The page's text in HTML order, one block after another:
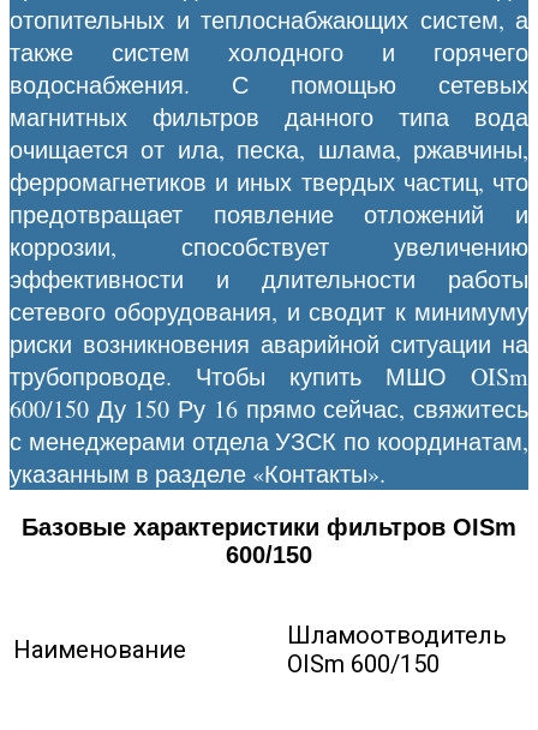
отопительных и теплоснабжающих систем, а
также систем холодного и горячего
водоснабжения. С помощью сетевых
магнитных фильтров данного типа вода
очищается от ила, песка, шлама, ржавчины,
ферромагнетиков и иных твердых частиц, что
предотвращает появление отложений и
коррозии, способствует увеличению
эффективности и длительности работы
сетевого оборудования, и сводит к минимуму
риски возникновения аварийной ситуации на
трубопроводе. Чтобы купить МШО OISm
600/150 Ду 150 Ру 16 прямо сейчас, свяжитесь
с менеджерами отдела УЗСК по координатам,
указанным в разделе «Контакты».
Базовые характеристики фильтров OISm
600/150
Наименование
Шламоотводитель
OISm 600/150